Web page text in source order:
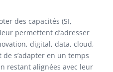
des capacités (SI,
permettent d’adresser
digital, data, cloud,
s’adapter en un temps
restant alignées avec leur